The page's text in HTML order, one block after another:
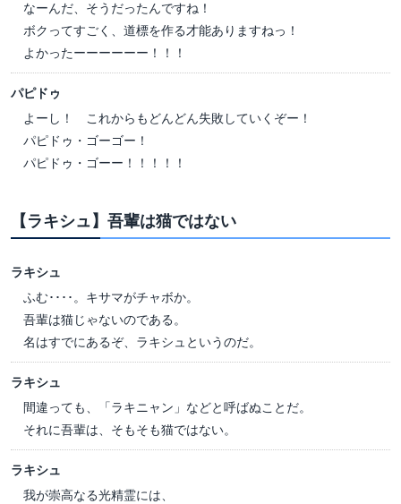
なーんだ、そうだったんですね！
ボクってすごく、道標を作る才能ありますねっ！
よかったーーーーーー！！！
パピドゥ
よーし！ これからもどんどん失敗していくぞー！
パピドゥ・ゴーゴー！
パピドゥ・ゴーー！！！！！
【ラキシュ】吾輩は猫ではない
ラキシュ
ふむ････。キサマがチャボか。
吾輩は猫じゃないのである。
名はすでにあるぞ、ラキシュというのだ。
ラキシュ
間違っても、「ラキニャン」などと呼ばぬことだ。
それに吾輩は、そもそも猫ではない。
ラキシュ
我が崇高なる光精霊には、